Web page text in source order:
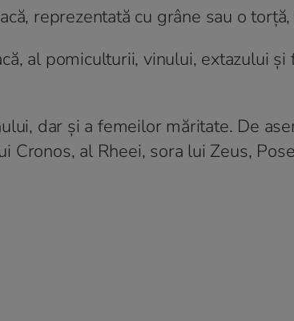
reprezentată cu grâne sau o
al pomiculturii, vinului, extazului și
dar și a femeilor măritate. De
Cronos, al Rheei, sora lui Zeus,